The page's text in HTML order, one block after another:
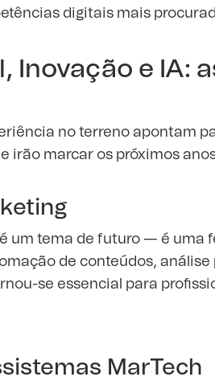
digitais mais
Inovação e IA:
no terreno apontam
irão marcar os próximos
um tema de futuro — é uma
de conteúdos,
se essencial para
MarTech